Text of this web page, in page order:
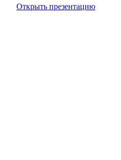
Открыть презентацию